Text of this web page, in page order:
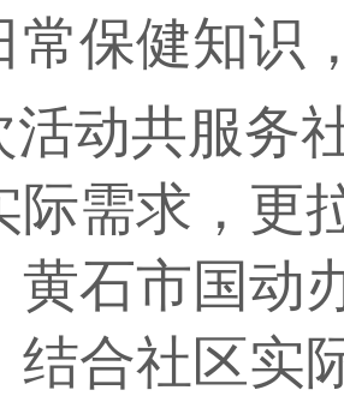
常保健知识
活动共服务
际需求，更
黄石市国动
结合社区实